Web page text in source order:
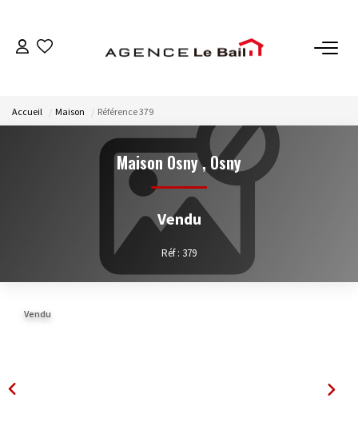
ESTIMATION
LOCATIONS
GESTION
Accueil Maison Référence 379
Maison Osny, Osny
Vendu
Réf : 379
Vendu